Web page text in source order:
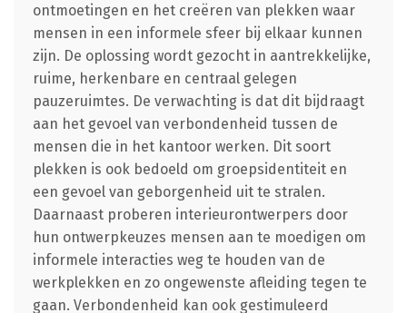
ontmoetingen en het creëren van plekken waar
mensen in een informele sfeer bij elkaar kunnen
zijn. De oplossing wordt gezocht in aantrekkelijke,
ruime, herkenbare en centraal gelegen
pauzeruimtes. De verwachting is dat dit bijdraagt
aan het gevoel van verbondenheid tussen de
mensen die in het kantoor werken. Dit soort
plekken is ook bedoeld om groepsidentiteit en
een gevoel van geborgenheid uit te stralen.
Daarnaast proberen interieurontwerpers door
hun ontwerpkeuzes mensen aan te moedigen om
informele interacties weg te houden van de
werkplekken en zo ongewenste afleiding tegen te
gaan. Verbondenheid kan ook gestimuleerd